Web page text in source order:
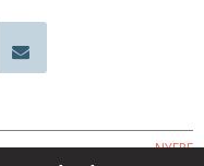
NYERE